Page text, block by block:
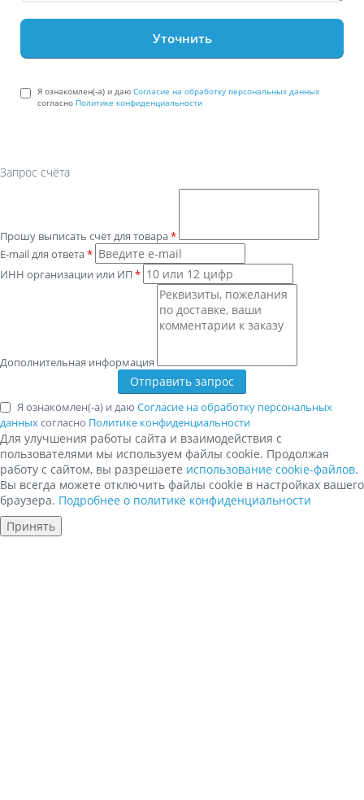
Я ознакомлен(-а) и даю Согласие на обработку персональных данных
согласно Политике конфиденциальности
Запрос счёта
Прошу выписать счёт для товара*
E-mail для ответа*
ИНН организации или ИП*
Дополнительная информация
Я ознакомлен(-а) и даю Согласие на обработку персональных
данныхсогласно Политике конфиденциальности
Для улучшения работы сайта и взаимодействия с
пользователями мы используем файлы cookie. Продолжая
работу с сайтом, вы разрешаете использование cookie-файлов.
Вы всегда можете отключить файлы cookie в настройках вашего
браузера. Подробнее о политике конфиденциальности
Принять